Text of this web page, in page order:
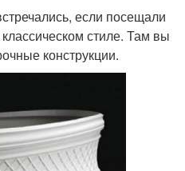
если посещали
стиле. Там вы
конструкции.